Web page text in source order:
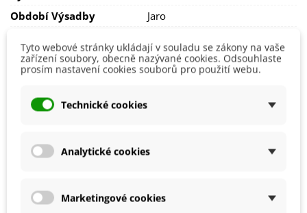
Období Výsadby
Jaro
Jak balíme cibulky?
postupem k pěstování
druhu nabalíme dohromady
Cibulky ručně balíme v den odeslání. Bezprostředně po
V případě zájmu rozdělíme balení dle Vašeho požadavku.
Tyto webové stránky ukládají v souladu se zákony na vaše
zařízení soubory, obecně nazývané cookies. Odsouhlaste
prosím nastavení cookies souborů pro použití webu.
Technické cookies
Analytické cookies
Marketingové cookies